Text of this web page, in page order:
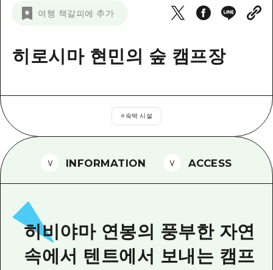
기준
치유
미야지마(宮島) 주변
빠른 여행
반나절
1박 2일
2박 3일
야마구치(山口)현 동부
시마네(島根)현
히로시마 OMOTENASHI 패스
외국인 여행자용 거리 관광안내소
사진 다운로드
재해가 발생했을 때의 교통 정보
뉴스
여행 책갈피에 추가
히로시마 현민의 숲 캠프장
# 숙박 시설
INFORMATION ACCESS
히비야마 연봉의 풍부한 자연
속에서 텐트에서 보내는 캠프